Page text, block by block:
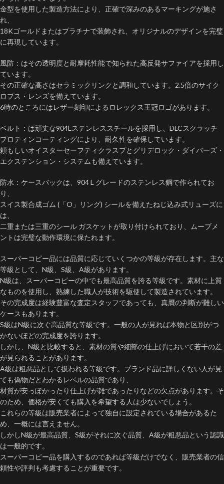
金型を使用した製造方法により、正確で深みのあるマーキングが施さ
れ、
18Kゴールドまたはプラチナで装飾され、オリジナルのデザインを完璧
に再現しています。
風防：はその透明度と耐摩耗性能で知られた高反発サファイアを採用し
ています。
その正確な高さはセラミックリンクと調和しています。2.5倍のサイク
ロプス・レンズを備えています。
6時のところにはレザー刻印によるロレックス王冠ロゴがあります。
ベルト：は頑丈な904Lステンレススチールを採用し、DLCスクラッチ
プロティンコーティングにより、耐久性を確保しています。
頼もしいオイスターセーフティクラスプとグリデロック・ダイバーズ・
エクステンション・システムも備えています。
防水：ケースバックは、904 L グレードのステンレス鋼で作られてお
り、
スイス製合成ゴム (「O」リング) シールを備えたねじ込み式リューズに
は、
二重または三重のシール ガスケットが取り付けられており、ムーブメ
ントは完璧な動作環境に保たれます。
スーパーコピー品には品質に応じていくつかの等級が存在します。主な
等級として、N級、S級、A級があります。
N級は、スーパーコピーの中でも最高品質を誇る等級です。素材に上質
なものを使用し、熟練した職人が技術を駆使して製造されています。
その完成度は経験豊富な査定スタッフであっても、真贋の判断が難しい
ケースもあります。
S級はN級に次ぐ高品質な等級です。一般の人が見れば本物と区別がつ
かないほどの完成度を誇ります。
しかし、N級と比較すると、素材の質や細部の仕上げにおいて若干の差
が見られることがあります。
A級は粗悪品として扱われる等級です。ブランド品に詳しくない人が見
ても偽物だとわかるレベルの品質であり、
材質が安っぽかったり仕上げが雑であったりなどの欠点があります。そ
のため、価格が安くても購入を希望する人は少ないでしょう。
これらの等級は販売業者によって独自に設定されている場合があるた
め、一概には言えません。
しかしN級が最高品質、S級がそれに次ぐ品質、A級が粗悪品という認識
は一般的です。
スーパーコピー品を購入するのであれば等級だけでなく、販売業者の信
頼性や評判も考慮することが重要です。